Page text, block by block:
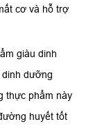
cơ và hỗ trợ
giàu dinh
dưỡng
thực phẩm này
huyết tốt